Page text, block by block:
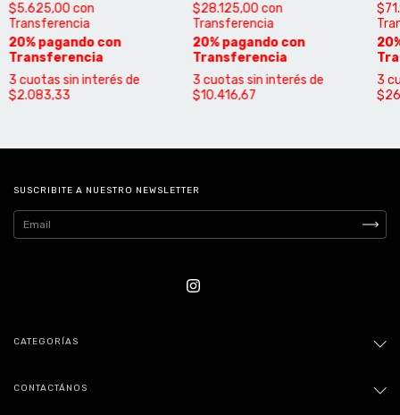
$5.625,00 con
Transferencia
3 cuotas sin interés de
$2.083,33
$28.125,00 con
Transferencia
3 cuotas sin interés de
$10.416,67
3
SUSCRIBITE A NUESTRO NEWSLETTER
CATEGORÍAS
CONTACTÁNOS